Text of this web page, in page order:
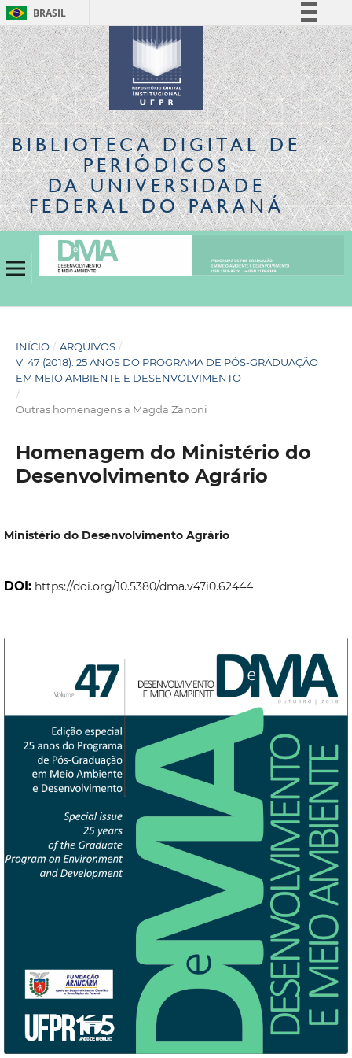
BRASIL
Simplifique!
Comunica BR
Participe
Acesso à informação
Legislação
Canais
BIBLIOTECA DIGITALDE
PERIÓDICOS
DA UNIVERSIDADE
FEDERAL DO PARANÁ
INÍCIO / ARQUIVOS /
V. 47 (2018): 25 ANOS DO PROGRAMA DE PÓS-GRADUAÇÃO
EM MEIO AMBIENTE E DESENVOLVIMENTO
/
Outras homenagens a Magda Zanoni
Homenagem do Ministério do
Desenvolvimento Agrário
Ministério do Desenvolvimento Agrário
DOI: https://doi.org/10.5380/dma.v47i0.62444